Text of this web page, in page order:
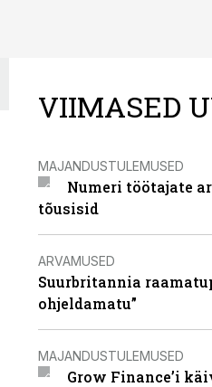
VIIMASED
MAJANDUSTULEMUSED
Numeri töötajate
tõusisid
ARVAMUSED
Suurbritannia
ohjeldamatu”
MAJANDUSTULEMUSED
Grow Finance’i